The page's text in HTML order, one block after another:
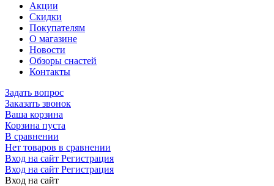
Акции
Скидки
Покупателям
О магазине
Новости
Обзоры снастей
Контакты
Задать вопрос
Заказать звонок
Ваша корзина
Корзина пуста
В сравнении
Нет товаров в сравнении
Вход на сайт Регистрация
Вход на сайт Регистрация
Вход на сайт